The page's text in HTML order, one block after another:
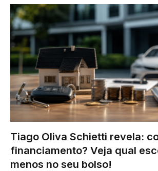
Tiago Oliva Schietti revela:
financiamento? Veja qual
menos no seu bolso!